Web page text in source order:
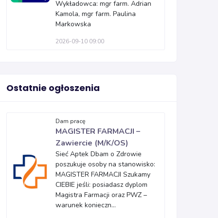
Wykładowca: mgr farm. Adrian
Kamola, mgr farm. Paulina
Markowska
2026-09-10 09:00
Ostatnie ogłoszenia
Dam pracę
MAGISTER FARMACJI –
Zawiercie (M/K/OS)
Sieć Aptek Dbam o Zdrowie
poszukuje osoby na stanowisko:
MAGISTER FARMACJI Szukamy
CIEBIE jeśli: posiadasz dyplom
Magistra Farmacji oraz PWZ –
warunek konieczn...